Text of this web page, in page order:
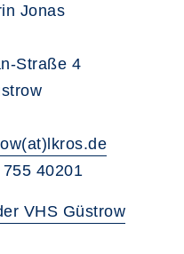
Jonas
Straße 4
40201
VHS Güstrow